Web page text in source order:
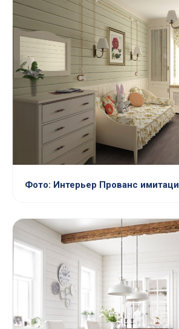
Фото: Интерьер Прованс